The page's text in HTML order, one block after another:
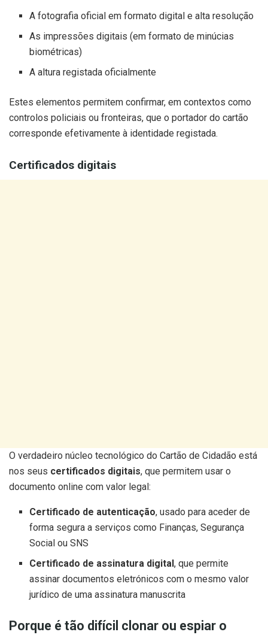
A fotografia oficial em formato digital e alta resolução
As impressões digitais (em formato de minúcias
biométricas)
A altura registada oficialmente
Estes elementos permitem confirmar, em contextos como
controlos policiais ou fronteiras, que o portador do cartão
corresponde efetivamente à identidade registada.
Certificados digitais
O verdadeiro núcleo tecnológico do Cartão de Cidadão está
nos seus certificados digitais, que permitem usar o
documento online com valor legal:
Certificado de autenticação, usado para aceder de
forma segura a serviços como Finanças, Segurança
Social ou SNS
Certificado de assinatura digital, que permite
assinar documentos eletrónicos com o mesmo valor
jurídico de uma assinatura manuscrita
Porque é tão difícil clonar ou espiar o